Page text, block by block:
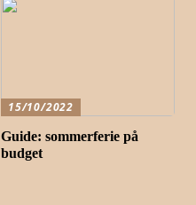
15/10/2022
Guide: sommerferie på
budget